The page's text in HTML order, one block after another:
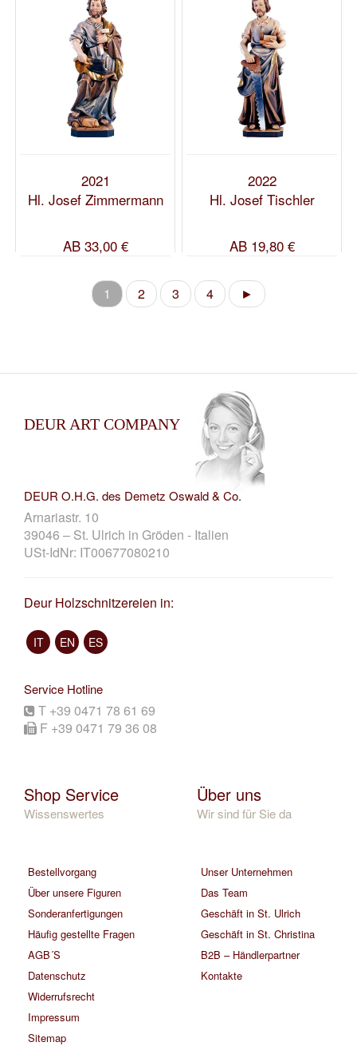
2021
Hl. Josef Zimmermann
AB33,00 €
2022
Hl. Josef Tischler
AB19,80 €
1 2 3 4 ►
DEUR ART COMPANY
DEUR O.H.G. des Demetz Oswald & Co.
Arnariastr. 10
39046 – St. Ulrich in Gröden - Italien
USt-IdNr: IT00677080210
Deur Holzschnitzereien in:
IT EN ES
Service Hotline
T +39 0471 78 61 69
F +39 0471 79 36 08
Shop Service
Wissenswertes
Bestellvorgang
Über unsere Figuren
Sonderanfertigungen
Häufig gestellte Fragen
AGB´S
Datenschutz
Widerrufsrecht
Impressum
Sitemap
Über uns
Wir sind für Sie da
Unser Unternehmen
Das Team
Geschäft in St. Ulrich
Geschäft in St. Christina
B2B – Händlerpartner
Kontakte